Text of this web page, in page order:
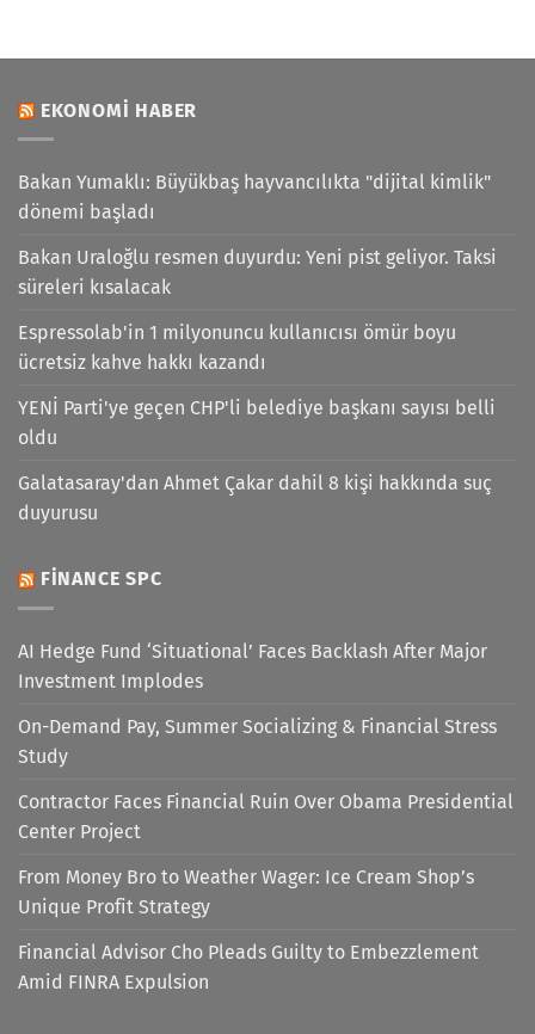
EKONOMI HABER
Bakan Yumaklı: Büyükbaş hayvancılıkta "dijital kimlik"
dönemi başladı
Bakan Uraloğlu resmen duyurdu: Yeni pist geliyor. Taksi
süreleri kısalacak
Espressolab'in 1 milyonuncu kullanıcısı ömür boyu
ücretsiz kahve hakkı kazandı
YENİ Parti'ye geçen CHP'li belediye başkanı sayısı belli
oldu
Galatasaray'dan Ahmet Çakar dahil 8 kişi hakkında suç
duyurusu
FINANCE SPC
AI Hedge Fund ‘Situational’ Faces Backlash After Major
Investment Implodes
On-Demand Pay, Summer Socializing & Financial Stress
Study
Contractor Faces Financial Ruin Over Obama Presidential
Center Project
From Money Bro to Weather Wager: Ice Cream Shop’s
Unique Profit Strategy
Financial Advisor Cho Pleads Guilty to Embezzlement
Amid FINRA Expulsion